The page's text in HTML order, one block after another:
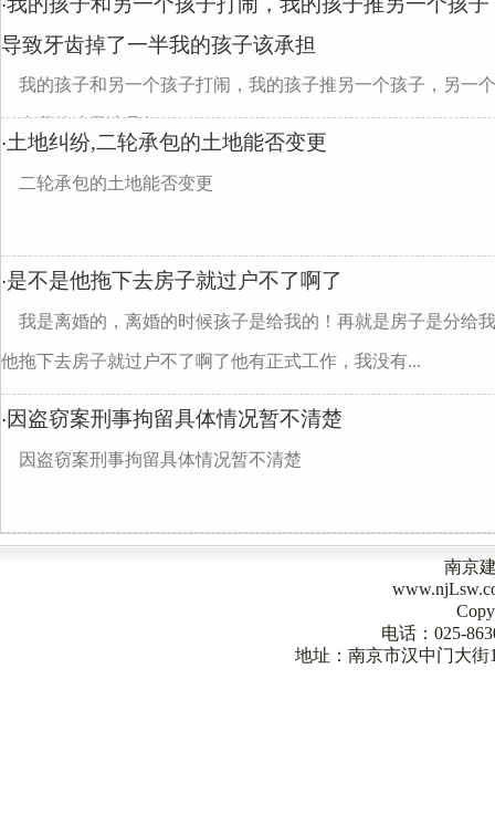
·
导致牙齿掉了一半我的孩子该承担
我的孩子和另一个孩子打闹，我的孩子推另一个孩子，另一
一半我的孩子该承担
·土地纠纷,二轮承包的土地能否变更
二轮承包的土地能否变更
·是不是他拖下去房子就过户不了啊了
我是离婚的，离婚的时候孩子是给我的！再就是房子是分给
他拖下去房子就过户不了啊了他有正式工作，我没有...
· 因盗窃案刑事拘留具体情况暂不清楚
因盗窃案刑事拘留具体情况暂不清楚
南京
电话：025-
地址：南京市汉中门大